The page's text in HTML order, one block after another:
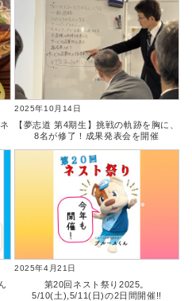
2025年10月14日
【夢志道 第4期生】挑戦の軌跡を胸に、
8名が修了！成果発表会を開催
2025年4月21日
第20回ネスト祭り2025。
5/10(土),5/11(日)の2日間開催!!